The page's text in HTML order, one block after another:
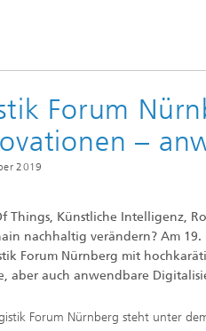
Forum
–
2019
Things, Künstliche Intelligenz,
nachhaltig verändern? Am
Forum Nürnberg mit
aber auch anwendbare
Forum Nürnberg steht unter